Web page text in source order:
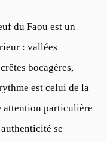
du Faou est un
: vallées
bocagères,
est celui de la
attention particulière
se